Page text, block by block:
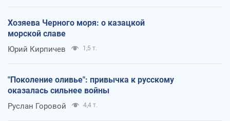
Хозяева Черного моря: о казацкой
морской славе
Юрий Кирпичев 1,5 т.
"Поколение оливье": привычка к русскому
оказалась сильнее войны
Руслан Горовой 4,4 т.